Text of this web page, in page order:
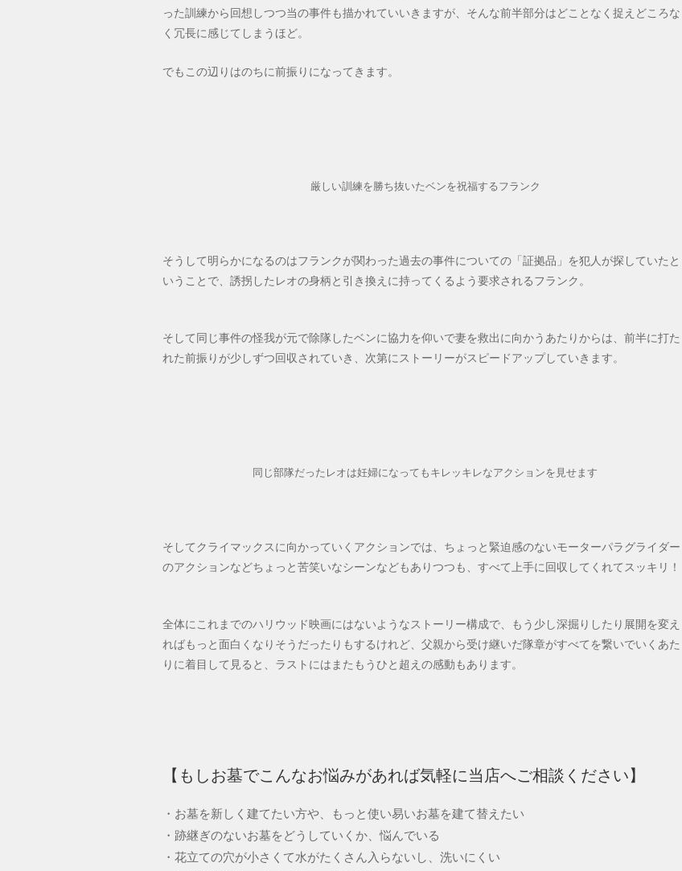
った訓練から回想しつつ当の事件も描かれていいきますが、そんな前半部分はどことなく捉えどころな
く冗長に感じてしまうほど。
でもこの辺りはのちに前振りになってきます。
厳しい訓練を勝ち抜いたベンを祝福するフランク
そうして明らかになるのはフランクが関わった過去の事件についての「証拠品」を犯人が探していたと
いうことで、誘拐したレオの身柄と引き換えに持ってくるよう要求されるフランク。
そして同じ事件の怪我が元で除隊したベンに協力を仰いで妻を救出に向かうあたりからは、前半に打た
れた前振りが少しずつ回収されていき、次第にストーリーがスピードアップしていきます。
同じ部隊だったレオは妊婦になってもキレッキレなアクションを見せます
そしてクライマックスに向かっていくアクションでは、ちょっと緊迫感のないモーターパラグライダー
のアクションなどちょっと苦笑いなシーンなどもありつつも、すべて上手に回収してくれてスッキリ！
全体にこれまでのハリウッド映画にはないようなストーリー構成で、もう少し深掘りしたり展開を変え
ればもっと面白くなりそうだったりもするけれど、父親から受け継いだ隊章がすべてを繋いでいくあた
りに着目して見ると、ラストにはまたもうひと超えの感動もあります。
【もしお墓でこんなお悩みがあれば気軽に当店へご相談ください】
・お墓を新しく建てたい方や、もっと使い易いお墓を建て替えたい
・跡継ぎのないお墓をどうしていくか、悩んでいる
・花立ての穴が小さくて水がたくさん入らないし、洗いにくい